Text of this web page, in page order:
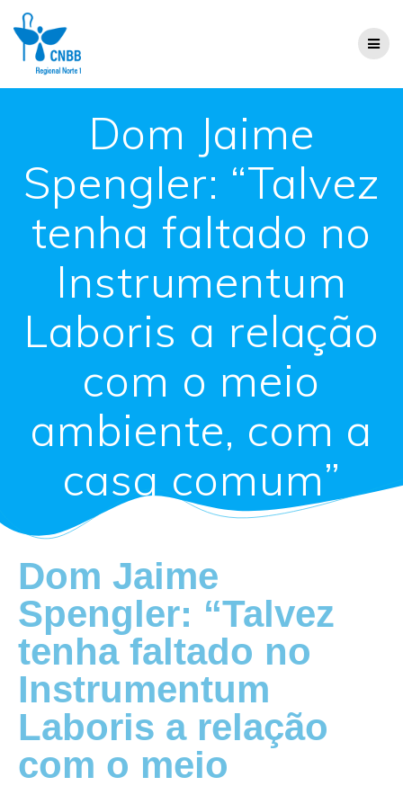
Dom Jaime
Spengler: “Talvez
tenha faltado no
Instrumentum
Laboris a relação
com o meio
ambiente, com a
casa comum”
Dom Jaime
Spengler: “Talvez
tenha faltado no
Instrumentum
Laboris a relação
com o meio